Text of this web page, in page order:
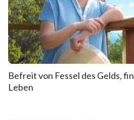
Befreit von Fessel des Gelds,
Leben